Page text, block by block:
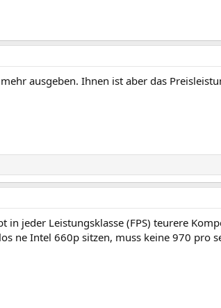
ausgeben. Ihnen ist aber das
in jeder Leistungsklasse (FPS) teurere
ne Intel 660p sitzen, muss keine 970 pro